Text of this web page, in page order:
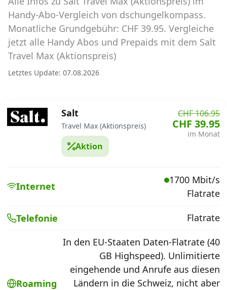
Abos für Tablets, Hotspots und Smart
Watches
Tarifrechner Handy-Abo
Der gute alte Tarifrechner im neuen Design
Alle Anbieter
Mobilfunknetz Schweiz
Roaming-Tarife abfragen
Internet, TV, Telefon
Handy-Abo-Vergleich von dschungelkompass.
Monatliche Grundgebühr: CHF 39.95. Vergleiche
jetzt alle Handy Abos und Prepaids mit dem Salt
Travel Max (Aktionspreis)
Letztes Update: 07.08.2026
Salt
Travel Max (Aktionspreis)
Aktion
CHF 106.95
CHF 39.95
im Monat
Internet
1700 Mbit/s
Flatrate
Telefonie Flatrate
Roaming
In den EU-Staaten Daten-Flatrate (40
GB Highspeed). Unlimitierte
eingehende und Anrufe aus diesen
Ländern in die Schweiz, nicht aber